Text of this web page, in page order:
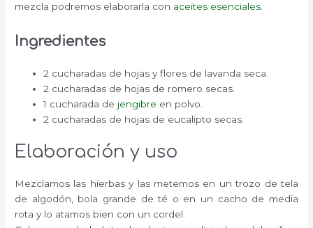
mezcla podremos elaborarla con aceites esenciales
Ingredientes
2 cucharadas de hojas y flores de lavanda seca.
2 cucharadas de hojas de romero secas.
1 cucharada de jengibre en polvo.
2 cucharadas de hojas de eucalipto secas.
Elaboración y uso
Mezclamos las hierbas y las metemos en un trozo de tela
de algodón, bola grande de té o en un cacho de media
rota y lo atamos bien con un cordel.